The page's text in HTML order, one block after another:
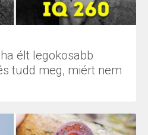
élt legokosabb
tudd meg, miért nem